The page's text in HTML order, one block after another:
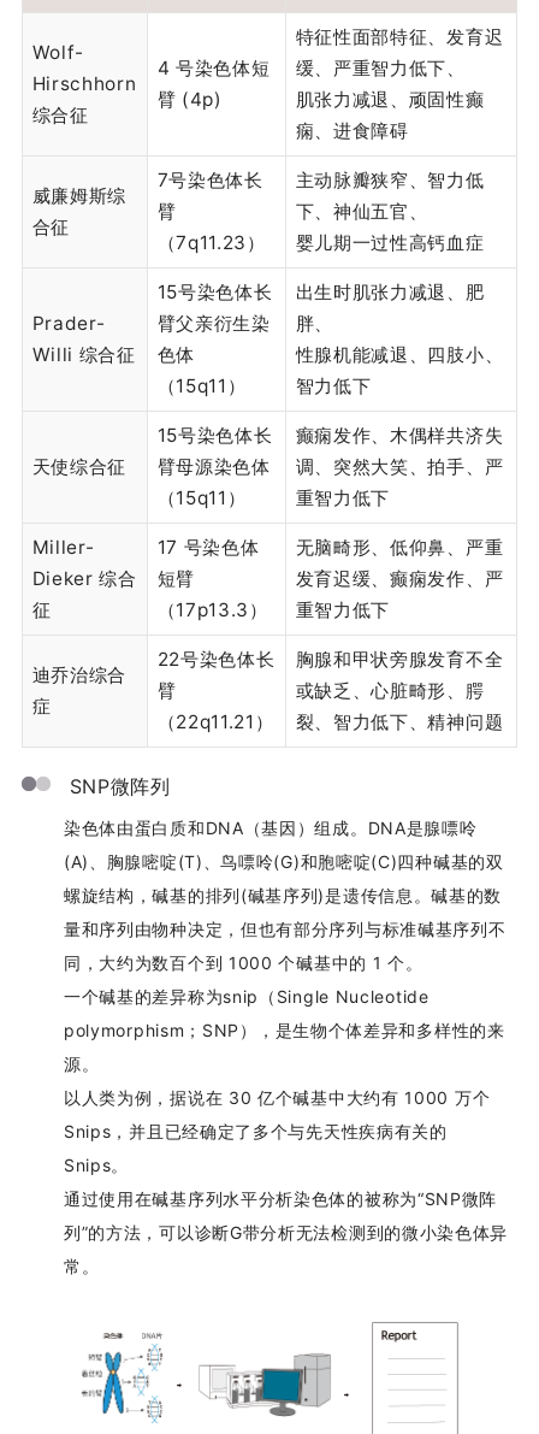
Wolf-
Hirschhorn
综合征
4 号染色体短
臂 (4p)
特征性面部特征、发育迟
缓、严重智力低下、
肌张力减退、顽固性癫
痫、进食障碍
威廉姆斯综
合征
7号染色体长
臂
（7q11.23）
主动脉瓣狭窄、智力低
下、神仙五官、
婴儿期一过性高钙血症
Prader-
Willi 综合征
15号染色体长
臂父亲衍生染
色体
（15q11）
出生时肌张力减退、肥
胖、
性腺机能减退、四肢小、
智力低下
天使综合征
15号染色体长
臂母源染色体
（15q11）
癫痫发作、木偶样共济失
调、突然大笑、拍手、严
重智力低下
Miller-
Dieker 综合
征
17 号染色体
短臂
（17p13.3）
无脑畸形、低仰鼻、严重
发育迟缓、癫痫发作、严
重智力低下
迪乔治综合
症
22号染色体长
臂
（22q11.21）
胸腺和甲状旁腺发育不全
或缺乏、心脏畸形、腭
裂、智力低下、精神问题
SNP微阵列
染色体由蛋白质和DNA（基因）组成。DNA是腺嘌呤
(A)、胸腺嘧啶(T)、鸟嘌呤(G)和胞嘧啶(C)四种碱基的双
螺旋结构，碱基的排列(碱基序列)是遗传信息。碱基的数
量和序列由物种决定，但也有部分序列与标准碱基序列不
同，大约为数百个到 1000 个碱基中的 1 个。
一个碱基的差异称为snip（Single Nucleotide
polymorphism；SNP），是生物个体差异和多样性的来
源。
以人类为例，据说在 30 亿个碱基中大约有 1000 万个
Snips，并且已经确定了多个与先天性疾病有关的
Snips。
通过使用在碱基序列水平分析染色体的被称为“SNP微阵
列”的方法，可以诊断G带分析无法检测到的微小染色体异
常。